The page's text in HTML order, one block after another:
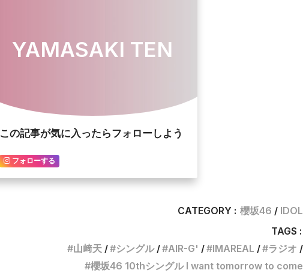
YAMASAKI TEN
この記事が気に入ったらフォローしよう
フォローする
CATEGORY : 櫻坂46
IDOL
TAGS :
山﨑天
シングル AIR-G' IMAREAL
ラジオ
櫻坂46 10thシングル I want tomorrow to come